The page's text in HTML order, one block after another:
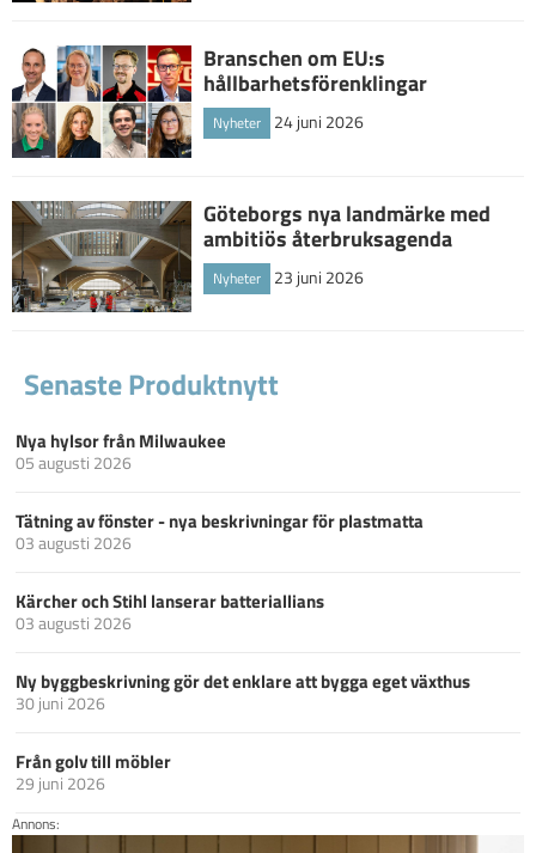
Branschen om EU:s
hållbarhetsförenklingar
Nyheter 24 juni 2026
Göteborgs nya landmärke med
ambitiös återbruksagenda
Nyheter 23 juni 2026
Senaste Produktnytt
Nya hylsor från Milwaukee
05 augusti 2026
Tätning av fönster - nya beskrivningar för plastmatta
03 augusti 2026
Kärcher och Stihl lanserar batteriallians
03 augusti 2026
Ny byggbeskrivning gör det enklare att bygga eget växthus
30 juni 2026
Från golv till möbler
29 juni 2026
Annons: